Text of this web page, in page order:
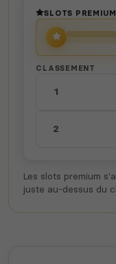
SLOTS PREMIUM
CLASSEMENT
1
2
Les slots premium
juste au-dessus du